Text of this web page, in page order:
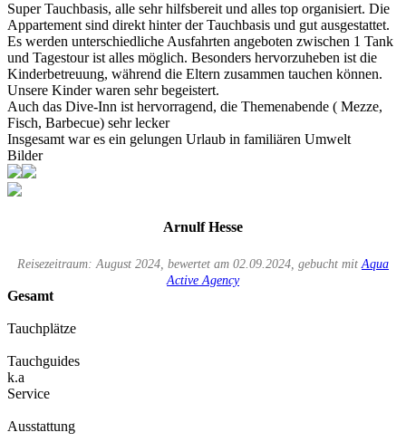
Super Tauchbasis, alle sehr hilfsbereit und alles top organisiert. Die
Appartement sind direkt hinter der Tauchbasis und gut ausgestattet.
Es werden unterschiedliche Ausfahrten angeboten zwischen 1 Tank
und Tagestour ist alles möglich. Besonders hervorzuheben ist die
Kinderbetreuung, während die Eltern zusammen tauchen können.
Unsere Kinder waren sehr begeistert.
Auch das Dive-Inn ist hervorragend, die Themenabende ( Mezze,
Fisch, Barbecue) sehr lecker
Insgesamt war es ein gelungen Urlaub in familiären Umwelt
Bilder
Arnulf Hesse
Reisezeitraum: August 2024, bewertet am 02.09.2024, gebucht mit Aqua
Active Agency
Gesamt
Tauchplätze
Tauchguides
k.a
Service
Ausstattung